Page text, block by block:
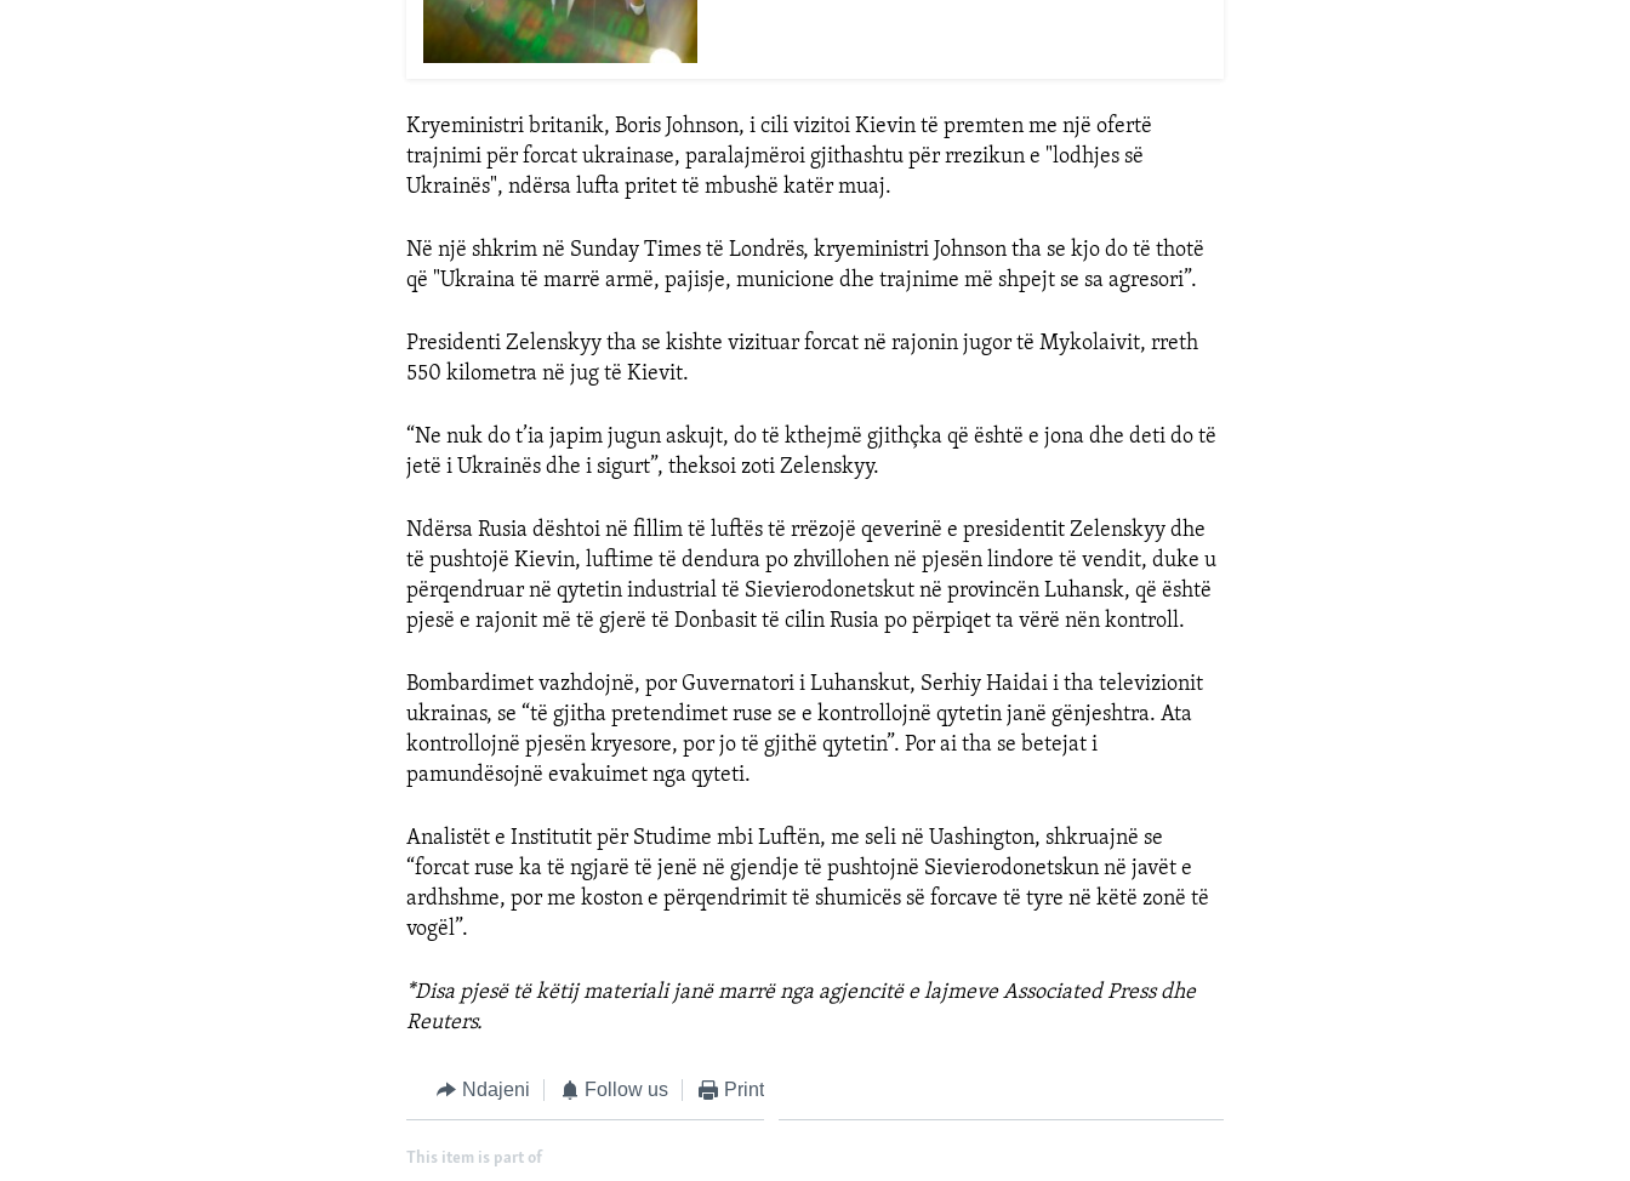
Kryeministri britanik, Boris Johnson, i cili vizitoi Kievin të premten me një ofertë
trajnimi për forcat ukrainase, paralajmëroi gjithashtu për rrezikun e "lodhjes së
Ukrainës", ndërsa lufta pritet të mbushë katër muaj.
Në një shkrim në Sunday Times të Londrës, kryeministri Johnson tha se kjo do të thotë
që "Ukraina të marrë armë, pajisje, municione dhe trajnime më shpejt se sa agresori”.
Presidenti Zelenskyy tha se kishte vizituar forcat në rajonin jugor të Mykolaivit, rreth
550 kilometra në jug të Kievit.
“Ne nuk do t’ia japim jugun askujt, do të kthejmë gjithçka që është e jona dhe deti do të
jetë i Ukrainës dhe i sigurt”, theksoi zoti Zelenskyy.
Ndërsa Rusia dështoi në fillim të luftës të rrëzojë qeverinë e presidentit Zelenskyy dhe
të pushtojë Kievin, luftime të dendura po zhvillohen në pjesën lindore të vendit, duke u
përqendruar në qytetin industrial të Sievierodonetskut në provincën Luhansk, që është
pjesë e rajonit më të gjerë të Donbasit të cilin Rusia po përpiqet ta vërë nën kontroll.
Bombardimet vazhdojnë, por Guvernatori i Luhanskut, Serhiy Haidai i tha televizionit
ukrainas, se “të gjitha pretendimet ruse se e kontrollojnë qytetin janë gënjeshtra. Ata
kontrollojnë pjesën kryesore, por jo të gjithë qytetin”. Por ai tha se betejat i
pamundësojnë evakuimet nga qyteti.
Analistët e Institutit për Studime mbi Luftën, me seli në Uashington, shkruajnë se
“forcat ruse ka të ngjarë të jenë në gjendje të pushtojnë Sievierodonetskun në javët e
ardhshme, por me koston e përqendrimit të shumicës së forcave të tyre në këtë zonë të
vogël”.
*Disa pjesë të këtij materiali janë marrë nga agjencitë e lajmeve Associated Press dhe
Reuters.
Ndajeni Follow us Print
This item is part of